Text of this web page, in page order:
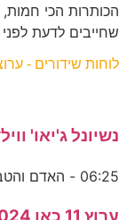
הכותרות הכי חמות,
שחייבים לדעת
לוחות שידורים -
נשיונל ג'יאו' ווילד 19-03-
06:25 - האדם והטבע - 5. מים 07:00 - בלשי החיות - 1.
ערוץ 11 כאן 20-08-2024